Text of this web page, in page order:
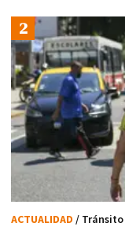
ACTUALIDAD / Tránsito